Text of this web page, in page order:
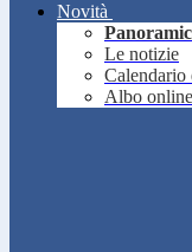
Novità
Le notizie
Calendario
Albo online